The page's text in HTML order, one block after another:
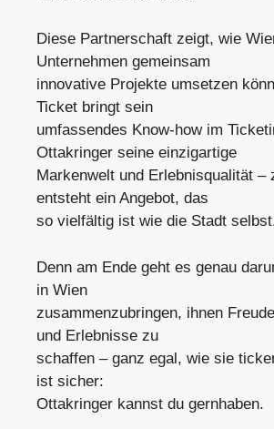
Diese Partnerschaft zeigt, wie
Unternehmen gemeinsam
innovative Projekte umsetzen
Ticket bringt sein
umfassendes Know-how im
Ottakringer seine einzigartige
Markenwelt und Erlebnisqualität –
entsteht ein Angebot, das
so vielfältig ist wie die Stadt
Denn am Ende geht es genau
in Wien
zusammenzubringen, ihnen
und Erlebnisse zu
schaffen – ganz egal, wie sie
ist sicher:
Ottakringer kannst du gernhaben.